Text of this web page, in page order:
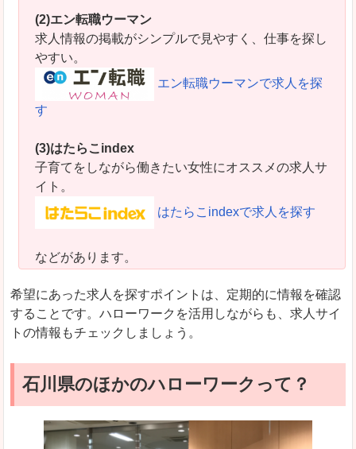
(2)エン転職ウーマン
求人情報の掲載がシンプルで見やすく、仕事を探し
やすい。
エン転職ウーマンで求人を探
す
(3)はたらこindex
子育てをしながら働きたい女性にオススメの求人サ
イト。
はたらこindexで求人を探す
などがあります。
希望にあった求人を探すポイントは、定期的に情報を確認
することです。ハローワークを活用しながらも、求人サイ
トの情報もチェックしましょう。
石川県のほかのハローワークって？